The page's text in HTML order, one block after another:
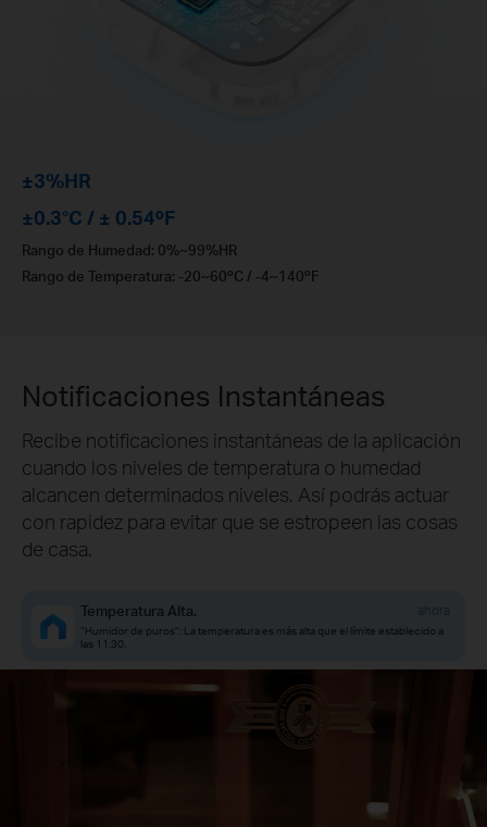
±3%HR
±0.3°C / ± 0.54ºF
Rango de Humedad: 0%~99%HR
Rango de Temperatura: -20~60ºC / -4~140ºF
Notificaciones Instantáneas
Recibe notificaciones instantáneas de la aplicación
cuando los niveles de temperatura o humedad
alcancen determinados niveles. Así podrás actuar
con rapidez para evitar que se estropeen las cosas
de casa.
Temperatura Alta. ahora
“Humidor de puros”: La temperatura es más alta que el límite establecido a
las 11:30.